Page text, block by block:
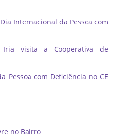
Internacional da Pessoa com
visita a Cooperativa de
Pessoa com Deficiência no CE
no Bairro